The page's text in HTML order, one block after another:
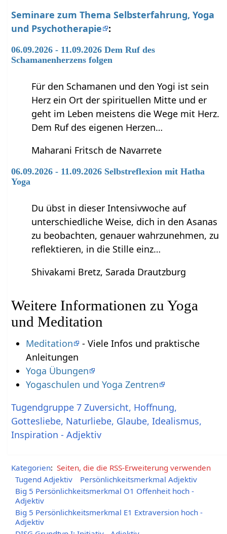
Seminare zum Thema Selbsterfahrung, Yoga
und Psychotherapie
:
06.09.2026 - 11.09.2026 Dem Ruf des
Schamanenherzens folgen
Für den Schamanen und den Yogi ist sein
Herz ein Ort der spirituellen Mitte und er
geht im Leben meistens die Wege mit Herz.
Dem Ruf des eigenen Herzen…
Maharani Fritsch de Navarrete
06.09.2026 - 11.09.2026 Selbstreflexion mit Hatha
Yoga
Du übst in dieser Intensivwoche auf
unterschiedliche Weise, dich in den Asanas
zu beobachten, genauer wahrzunehmen, zu
reflektieren, in die Stille einz…
Shivakami Bretz, Sarada Drautzburg
Weitere Informationen zu Yoga
und Meditation
Meditation
- Viele Infos und praktische
Anleitungen
Yoga Übungen
Yogaschulen und Yoga Zentren
Tugendgruppe 7 Zuversicht, Hoffnung,
Gottesliebe, Naturliebe, Glaube, Idealismus,
Inspiration - Adjektiv
Kategorien: Seiten, die die RSS-Erweiterung verwenden
Tugend Adjektiv
Persönlichkeitsmerkmal Adjektiv
Big 5 Persönlichkeitsmerkmal O1 Offenheit hoch -
Adjektiv
Big 5 Persönlichkeitsmerkmal E1 Extraversion hoch -
Adjektiv